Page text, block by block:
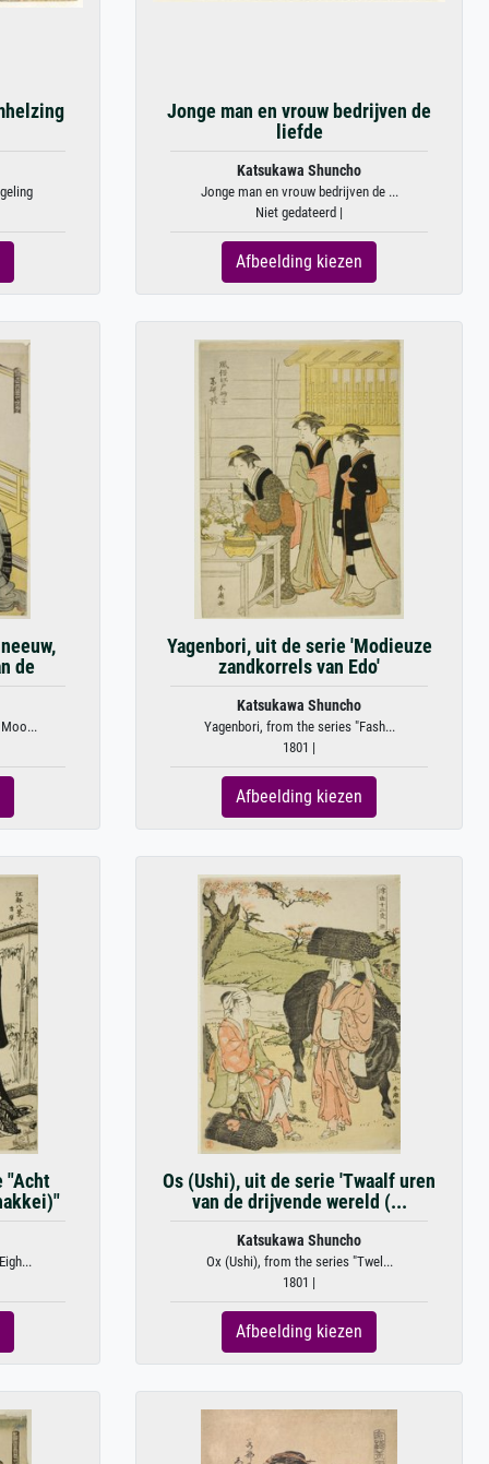
Jonge man en vrouw bedrijven de
liefde
Katsukawa Shuncho
Jonge man en vrouw bedrijven de ...
Niet gedateerd |
Afbeelding kiezen
de
Yagenbori, uit de serie 'Modieuze
zandkorrels van Edo'
Katsukawa Shuncho
Yagenbori, from the series "Fash...
1801 |
Afbeelding kiezen
"Acht
Os (Ushi), uit de serie 'Twaalf uren
van de drijvende wereld (...
Katsukawa Shuncho
Ox (Ushi), from the series "Twel...
1801 |
Afbeelding kiezen